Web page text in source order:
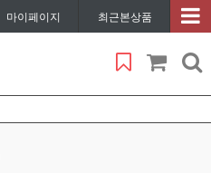
마이페이지 최근본상품